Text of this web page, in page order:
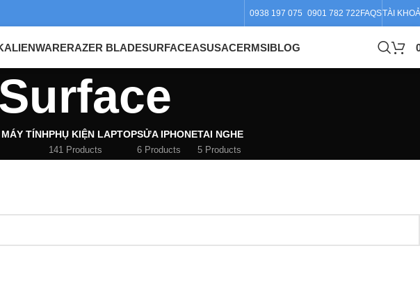
0938 197 075 0901 782 722 FAQSTÀI
ALIENWARERAZER BLADESURFACEASUSACERMSIBLOG
TÍNHPHỤ KIỆN LAPTOP
141 Products
SỬA IPHONE
6 Products
TAI NGHE
5 Products